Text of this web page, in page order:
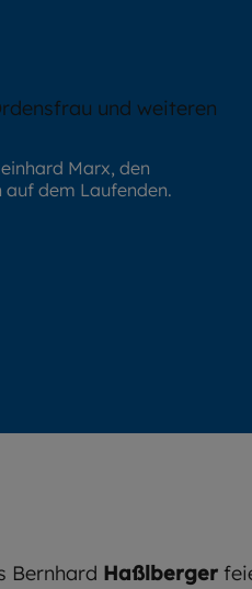
Marx, den
dem Laufenden.
Bernhard Haßlberger